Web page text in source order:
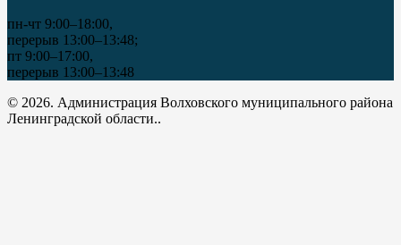
пн-чт 9:00–18:00,
перерыв 13:00–13:48;
пт 9:00–17:00,
перерыв 13:00–13:48
© 2026. Администрация Волховского муниципального района
Ленинградской области..